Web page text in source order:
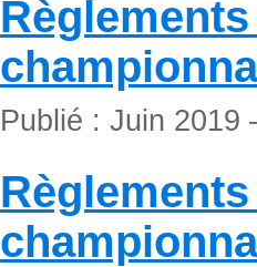
Publié : Juin